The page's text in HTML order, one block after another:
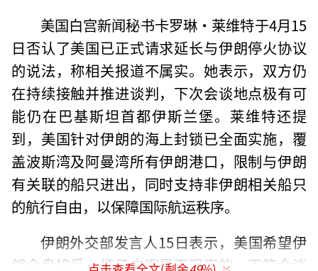
美国白宫新闻秘书卡罗琳·莱维特于4月15
日否认了美国已正式请求延长与伊朗停火协议
的说法，称相关报道不属实。她表示，双方仍
在持续接触并推进谈判，下次会谈地点极有可
能仍在巴基斯坦首都伊斯兰堡。莱维特还提
到，美国针对伊朗的海上封锁已全面实施，覆
盖波斯湾及阿曼湾所有伊朗港口，限制与伊朗
有关联的船只进出，同时支持非伊朗相关船只
的航行自由，以保障国际航运秩序。
伊朗外交部发言人15日表示，美国希望伊
朗全盘接受一揽子方案是不现实的，不符合谈